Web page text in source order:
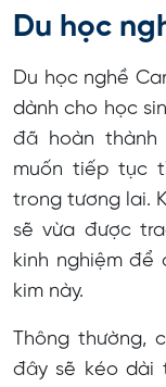
Du học
Du học nghề
dành cho học
đã hoàn thành
muốn tiếp tục
trong tương lai.
sẽ vừa được
kinh nghiệm
kim này.
Thông thường,
đây sẽ kéo dài